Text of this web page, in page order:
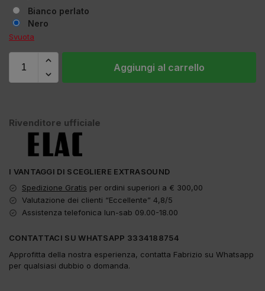
Bianco perlato
Nero
Svuota
Aggiungi al carrello
Rivenditore ufficiale
I VANTAGGI DI SCEGLIERE EXTRASOUND
Spedizione Gratis per ordini superiori a € 300,00
Valutazione dei clienti “Eccellente” 4,8/5
Assistenza telefonica lun-sab 09.00-18.00
CONTATTACI SU WHATSAPP 3334188754
Approfitta della nostra esperienza, contatta Fabrizio su Whatsapp
per qualsiasi dubbio o domanda.